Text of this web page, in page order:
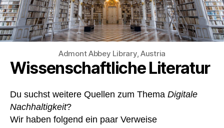
Admont Abbey Library, Austria
Wissenschaftliche Literatur
Du suchst weitere Quellen zum Thema Digitale
Nachhaltigkeit?
Wir haben folgend ein paar Verweise